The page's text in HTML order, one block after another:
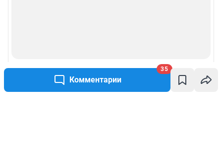
Комментарии
35